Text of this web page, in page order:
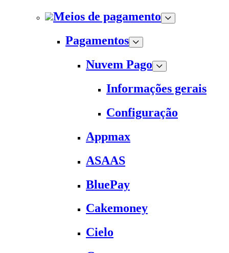
Meios de pagamento
Pagamentos
Nuvem Pago
Informações gerais
Configuração
Appmax
ASAAS
BluePay
Cakemoney
Cielo